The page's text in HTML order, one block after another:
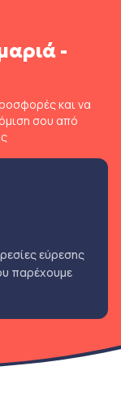
-
και να
σου από
εύρεσης
παρέχουμε